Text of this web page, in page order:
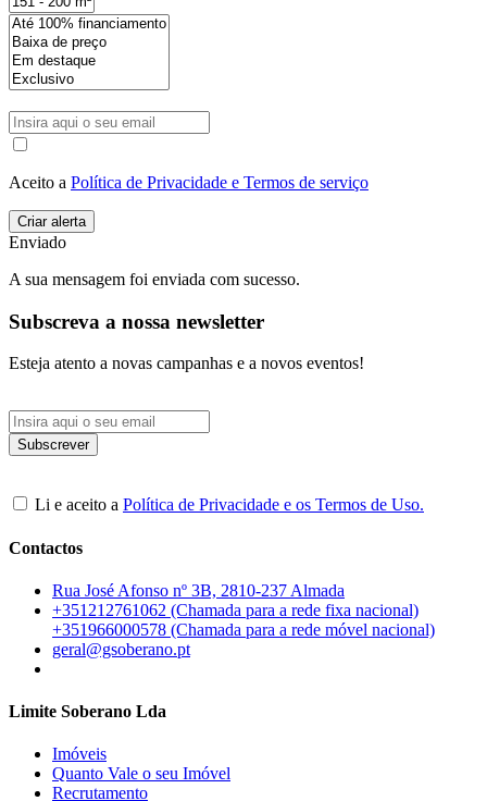
Aceito a Política de Privacidade e Termos de serviço
Enviado
A sua mensagem foi enviada com sucesso.
Subscreva a nossa newsletter
Esteja atento a novas campanhas e a novos eventos!
Li e aceito a Política de Privacidade e os Termos de Uso.
Contactos
Rua José Afonso nº 3B, 2810-237 Almada
+351212761062 (Chamada para a rede fixa nacional)
+351966000578 (Chamada para a rede móvel nacional)
geral@gsoberano.pt
Limite Soberano Lda
Imóveis
Quanto Vale o seu Imóvel
Recrutamento